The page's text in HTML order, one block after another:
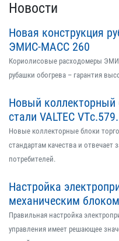
Новости
Новая конструкция
ЭМИС-МАСС 260
Кориолисовые расходомеры
рубашки обогрева – гарантия
Новый
стали VALTEC
Новые коллекторные блоки
стандартам качества и
потребителей.
Настройка
механическим
Правильная настройка
управления имеет решающее